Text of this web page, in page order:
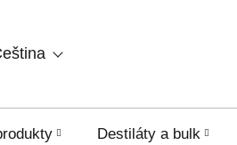
Destiláty a bulk